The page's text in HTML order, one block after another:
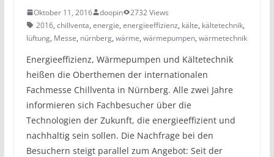
Oktober 11, 2016 doopin
2732 Views
2016, chillventa, energie, energieeffizienz, kälte, kältetechnik,
lüftung, Messe, nürnberg, wärme, wärmepumpen, wärmetechnik
Energieeffizienz, Wärmepumpen und Kältetechnik
heißen die Oberthemen der internationalen
Fachmesse Chillventa in Nürnberg. Alle zwei Jahre
informieren sich Fachbesucher über die
Technologien der Zukunft, die energieeffizient und
nachhaltig sein sollen. Die Nachfrage bei den
Besuchern steigt parallel zum Angebot: Seit der